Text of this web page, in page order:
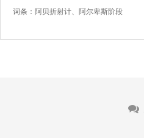
词条：阿贝折射计、阿尔卑斯阶段